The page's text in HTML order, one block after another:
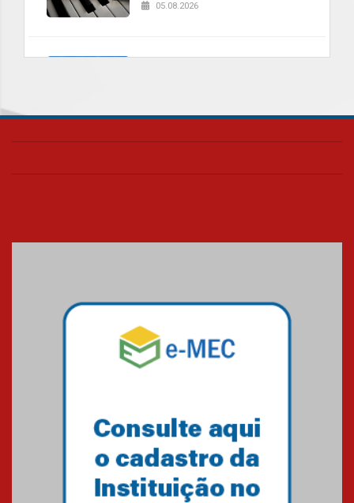
05.08.2026
das novas tecnologias em
04.08.2026
Como o Colégio Mackenzie
Brasília prepara seus
Como os pais podem investir
na educação dos filhos além da
escola